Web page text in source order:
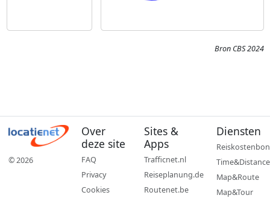
Bron CBS 2024
© 2026
Over
deze site
FAQ
Privacy
Cookies
Sites &
Apps
Trafficnet.nl
Reiseplanung.de
Routenet.be
Diensten
Reiskostenbon
Time&Distance
Map&Route
Map&Tour